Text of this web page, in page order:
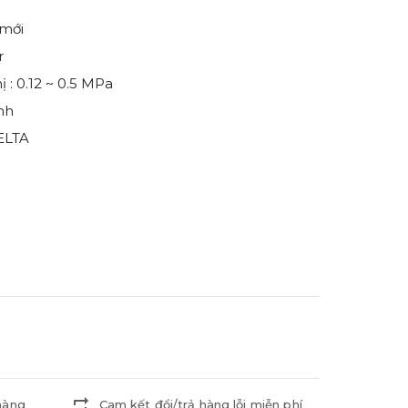
0.12 ~ 0.5 MPa
Cam kết đổi/trả hàng lỗi miễn phí